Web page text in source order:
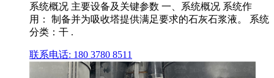
系统概况 主要设备及关键参数 一、系统概况 系统作
用： 制备并为吸收塔提供满足要求的石灰石浆液。 系统
分类：干 .
联系电话: 180 3780 8511